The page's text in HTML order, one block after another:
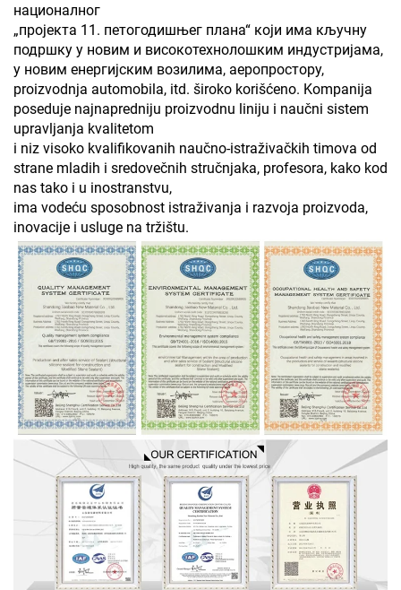
националног
„пројекта 11. петогодишњег плана“ који има кључну
подршку у новим и високотехнолошким индустријама,
у новим енергијским возилима, аеропростору,
proizvodnja automobila, itd. široko korišćeno. Kompanija
poseduje najnapredniju proizvodnu liniju i naučni sistem
upravljanja kvalitetom
i niz visoko kvalifikovanih naučno-istraživačkih timova od
strane mladih i sredovečnih stručnjaka, profesora, kako kod
nas tako i u inostranstvu,
ima vodeću sposobnost istraživanja i razvoja proizvoda,
inovacije i usluge na tržištu.